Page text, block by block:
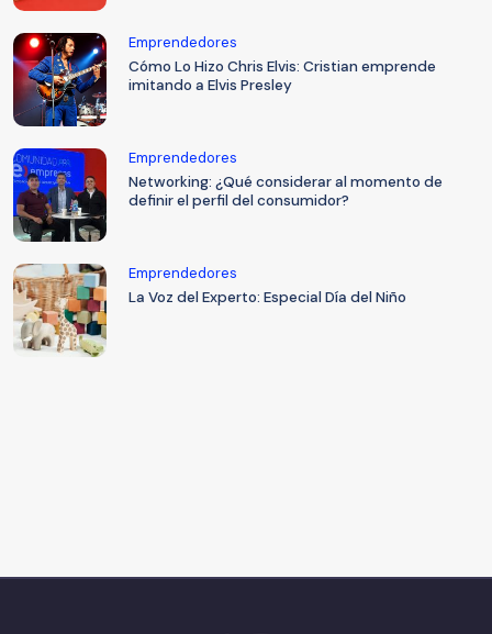
Emprendedores
Cómo Lo Hizo Chris Elvis: Cristian emprende
imitando a Elvis Presley
Emprendedores
Networking: ¿Qué considerar al momento de
definir el perfil del consumidor?
Emprendedores
La Voz del Experto: Especial Día del Niño